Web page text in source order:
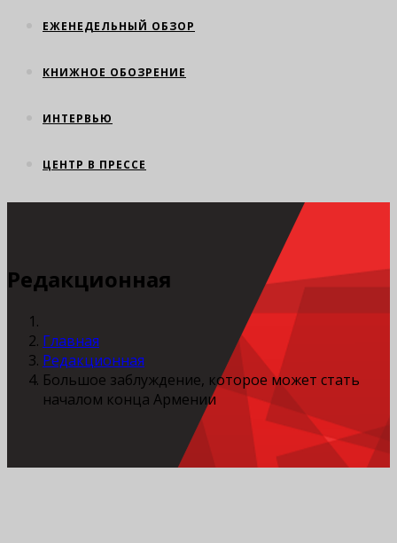
ЕЖЕНЕДЕЛЬНЫЙ ОБЗОР
КНИЖНОЕ ОБОЗРЕНИЕ
ИНТЕРВЬЮ
ЦЕНТР В ПРЕССЕ
Редакционная
Главная
Редакционная
Большое заблуждение, которое может стать
началом конца Армении